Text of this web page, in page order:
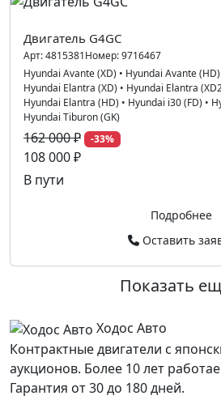
Двигатель G4GC
Арт:4815381Номер:9716467
Hyundai Avante (XD) • Hyundai Avante (HD)
Hyundai Elantra (XD) • Hyundai Elantra
Hyundai Elantra (HD) • Hyundai i30 (FD) •
Hyundai Tiburon (GK)
162 000 ₽ -33%
108 000 ₽
В пути
Подробнее
Оставить
Показать
Ходос Авто
Контрактные двигатели с
аукционов. Более 10 лет
Гарантия от 30 до 180 дней.